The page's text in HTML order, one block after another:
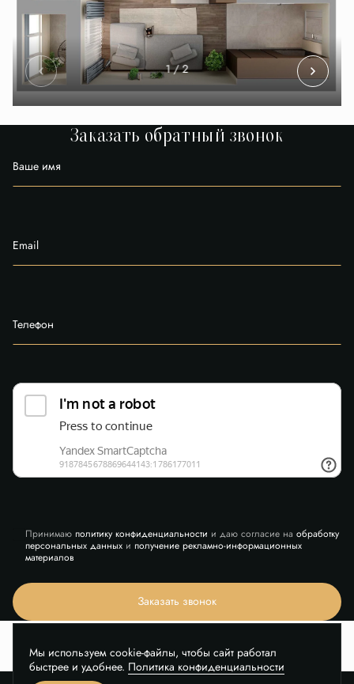
1 / 2
Заказать обратный звонок
Ваше имя
Email
Телефон
Принимаю политику конфиденциальности и даю согласие на обработку
персональных данныхи получение рекламно-информационных
материалов
Заказать звонок
Мы используем cookie-файлы, чтобы сайт работал
быстрее и удобнее. Политика конфиденциальности